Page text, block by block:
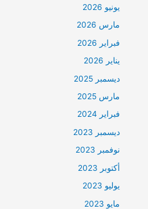
يونيو 2026
مارس 2026
فبراير 2026
يناير 2026
ديسمبر 2025
مارس 2025
فبراير 2024
ديسمبر 2023
نوفمبر 2023
أكتوبر 2023
يوليو 2023
مايو 2023